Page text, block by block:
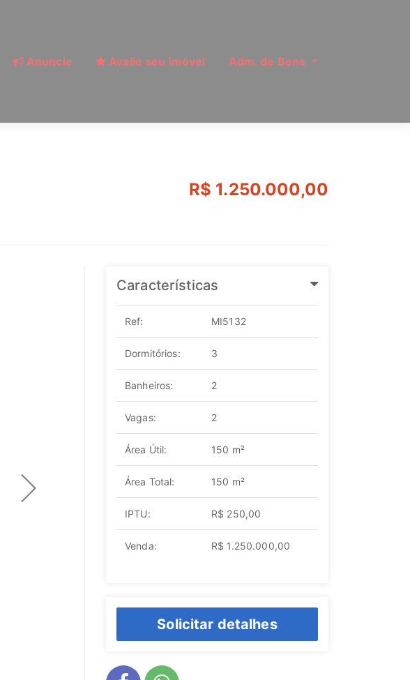
Anuncie Avalie seu imóvel Adm. de Bens
Zona Leste, São
R$ 1.250.000,00
Características
Ref: MI5132
Dormitórios: 3
Banheiros: 2
Vagas: 2
Área Útil: 150 m²
Área Total: 150 m²
IPTU: R$ 250,00
Venda: R$ 1.250.000,00
Solicitar detalhes